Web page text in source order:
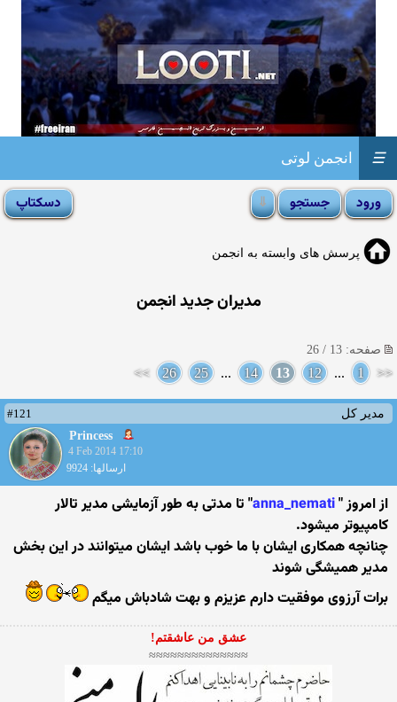
انجمن لوتی ☰
پرسش های وابسته به انجمن
مدیران جدید انجمن
صفحه: 13 / 26
<<
1
...
12
13
14
...
25
26
>>
مدیر کل
#121
Princess
4 Feb 2014 17:10
ارسالها: 9924
از امروز "
" تا مدتی به طور آزمایشی مدیر تالار
کامپیوتر میشود.
چنانچه همكاری ایشان با ما خوب باشد ایشان میتوانند در این بخش
مدیر همیشگی شوند
برات آرزوی موفقیت دارم عزیزم و بهت شادباش میگم
عشق من عاشقتم!
≈≈≈≈≈≈≈≈≈≈≈≈≈≈